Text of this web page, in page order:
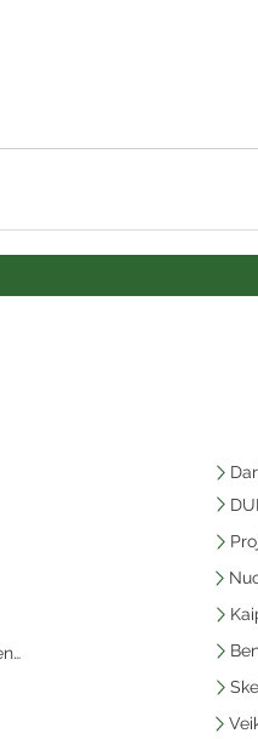
Konsultavimasis su visuomene